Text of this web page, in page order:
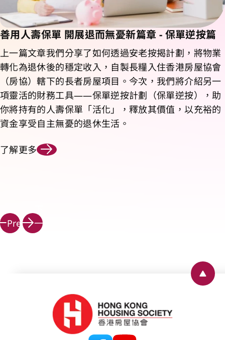
善用人壽保單 開展退而無憂新篇章 - 保單逆按篇
上一篇文章我們分享了如何透過安老按揭計劃，將物業
轉化為退休後的穩定收入，自製長糧入住香港房屋協會
（房協）轄下的長者房屋項目。今次，我們將介紹另一
項靈活的財務工具——保單逆按計劃（保單逆按），助
你將持有的人壽保單「活化」，釋放其價值，以充裕的
資金享受自主無憂的退休生活。
了解更多
Prev
一
頁